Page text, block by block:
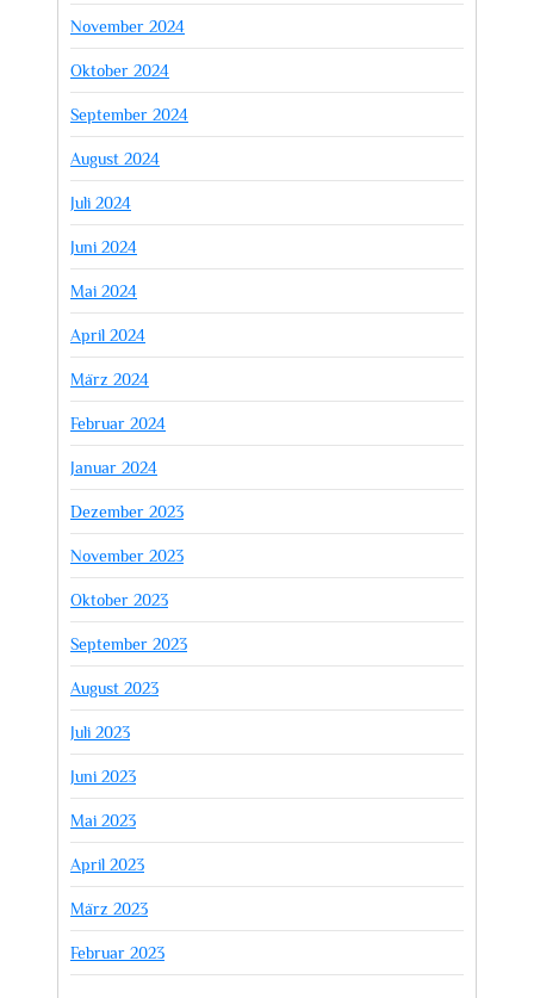
November 2024
Oktober 2024
September 2024
August 2024
Juli 2024
Juni 2024
Mai 2024
April 2024
März 2024
Februar 2024
Januar 2024
Dezember 2023
November 2023
Oktober 2023
September 2023
August 2023
Juli 2023
Juni 2023
Mai 2023
April 2023
März 2023
Februar 2023